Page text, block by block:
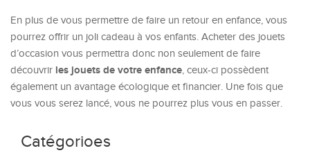
En plus de vous permettre de faire un retour en enfance, vous
pourrez offrir un joli cadeau à vos enfants. Acheter des jouets
d’occasion vous permettra donc non seulement de faire
découvrir les jouets de votre enfance, ceux-ci possèdent
également un avantage écologique et financier. Une fois que
vous vous serez lancé, vous ne pourrez plus vous en passer.
Catégorioes